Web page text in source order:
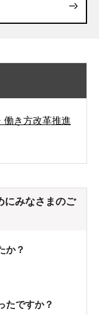
働き方改革推進
にみなさまのご
か？
たですか？